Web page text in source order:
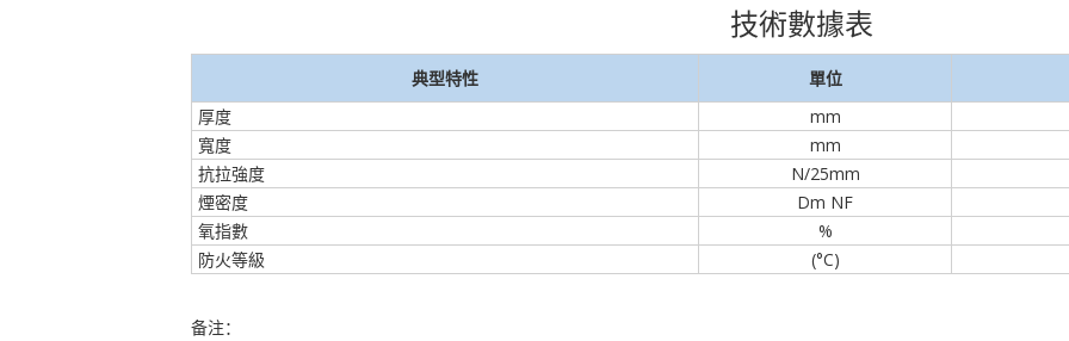
技術數據表
典型特性
單位
厚度
mm
寬度
mm
抗拉強度
N/25mm
煙密度
Dm NF
氧指數
%
防火等級
(°C)
备注：